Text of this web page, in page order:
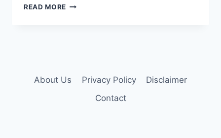
READ MORE TIPS
NYAMAN
About Us Privacy Policy
Disclaimer
Contact